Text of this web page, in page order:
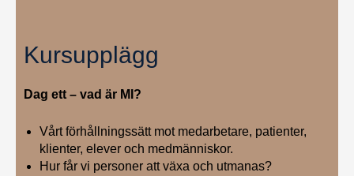
Kursupplägg
Dag ett – vad är MI?
Vårt förhållningssätt mot medarbetare, patienter,
klienter, elever och medmänniskor.
Hur får vi personer att växa och utmanas?